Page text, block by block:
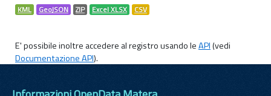
KML GeoJSON ZIP Excel XLSX CSV
E' possibile inoltre accedere al registro usando leAPI(vedi
Documentazione API).